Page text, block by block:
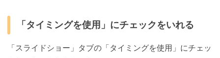
「タイミングを使用」にチェックをいれる
「スライドショー」タブの「タイミングを使用」にチェッ